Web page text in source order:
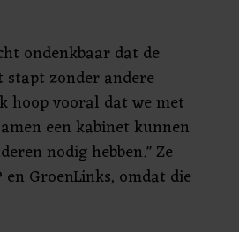
ondenkbaar dat de
stapt zonder andere
hoop vooral dat we met
een kabinet kunnen
nodig hebben." Ze
GroenLinks, omdat die